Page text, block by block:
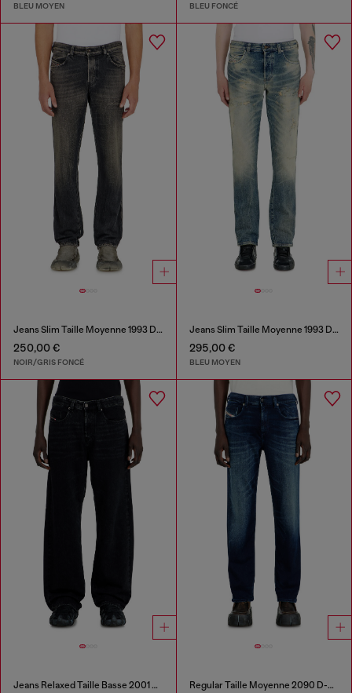
BLEU MOYEN BLEU FONCÉ
Jeans Slim Taille Moyenne 1993 D-Vyl
250,00 €
NOIR/GRIS FONCÉ
Jeans Slim Taille Moyenne 1993 D-Vyl
295,00 €
BLEU MOYEN
Jeans Relaxed Taille Basse 2001 D-Macro Regular Taille Moyenne 2090 D-Veekley Joggjeans®